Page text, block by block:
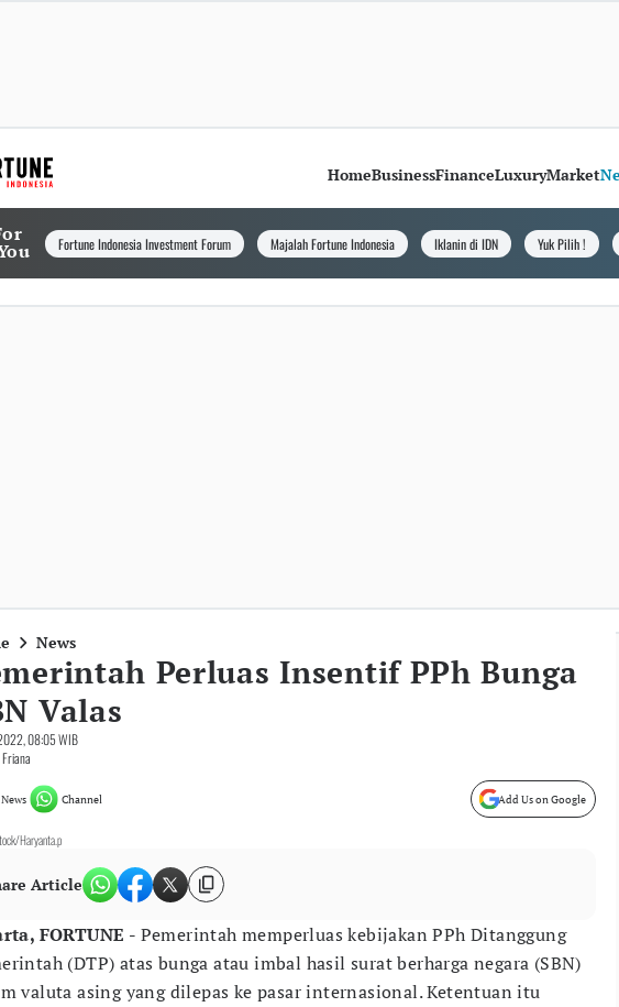
HomeBusinessFinanceLuxuryMarket
Fortune Indonesia Investment Forum Majalah Fortune Indonesia Iklanin di IDN Yuk Pilih !
News
Perluas Insentif PPh Bunga
Valas
08:05 WIB
News Channel Add Us on Google
Haryanta.p
Article
FORTUNE - Pemerintah memperluas kebijakan PPh Ditanggung
(DTP) atas bunga atau imbal hasil surat berharga negara (SBN)
valuta asing yang dilepas ke pasar internasional. Ketentuan itu